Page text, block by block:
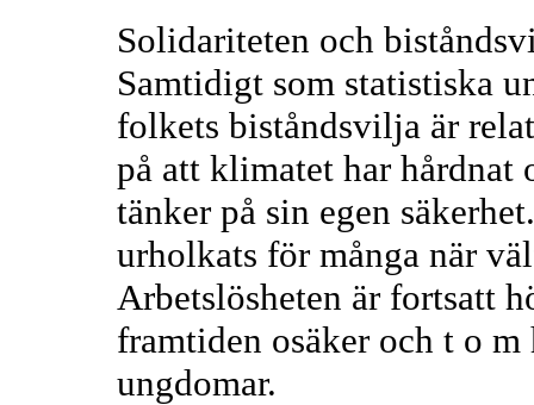
Solidariteten och
Samtidigt som statistiska
folkets biståndsvilja är
på att klimatet har hårdnat
tänker på sin egen
urholkats för många när
Arbetslösheten är fortsatt
framtiden osäker och t o
ungdomar.